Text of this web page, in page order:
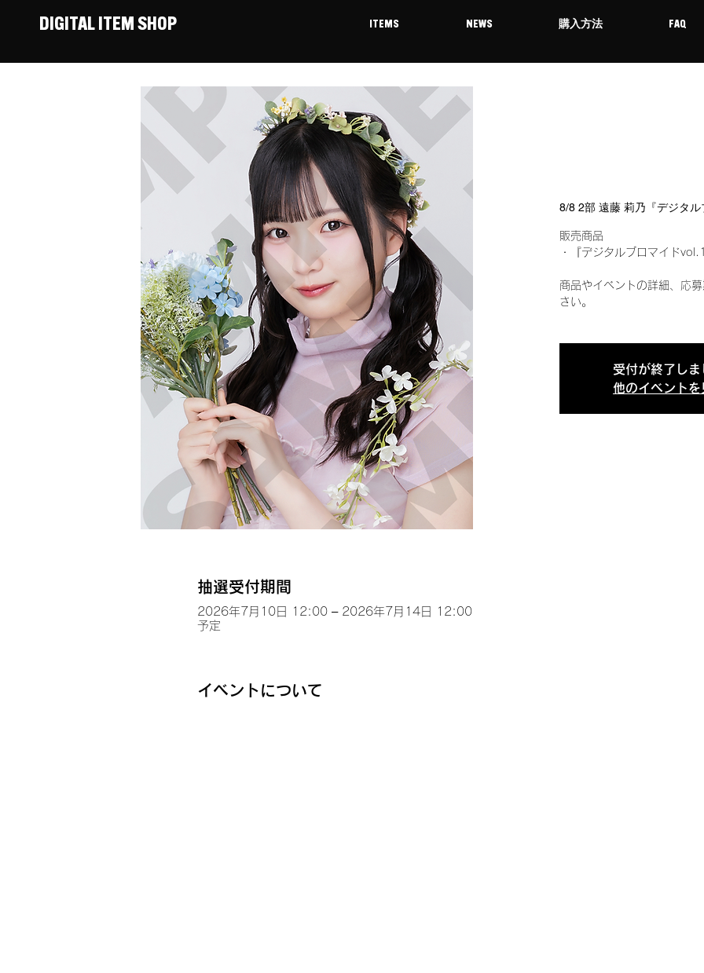
DIGITAL ITEM SHOP ITEMS NEWS 購入方法 FAQ
8/8 2部 遠藤 莉乃『デジタ
販売商品
・『デジタルブロマイド
商品やイベントの詳細、応
さい。
受付が終了しま
他のイベントを
抽選受付期間
2026年7月10日 12:00 – 2026年7月14日 12:00
予定
イベントについて